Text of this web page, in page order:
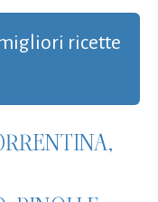
ricette